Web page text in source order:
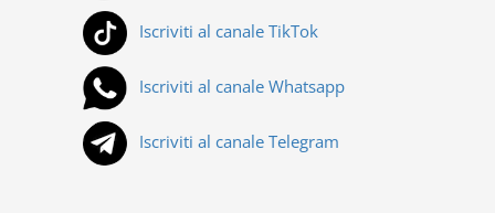
Iscriviti al canale TikTok
Iscriviti al canale Whatsapp
Iscriviti al canale Telegram